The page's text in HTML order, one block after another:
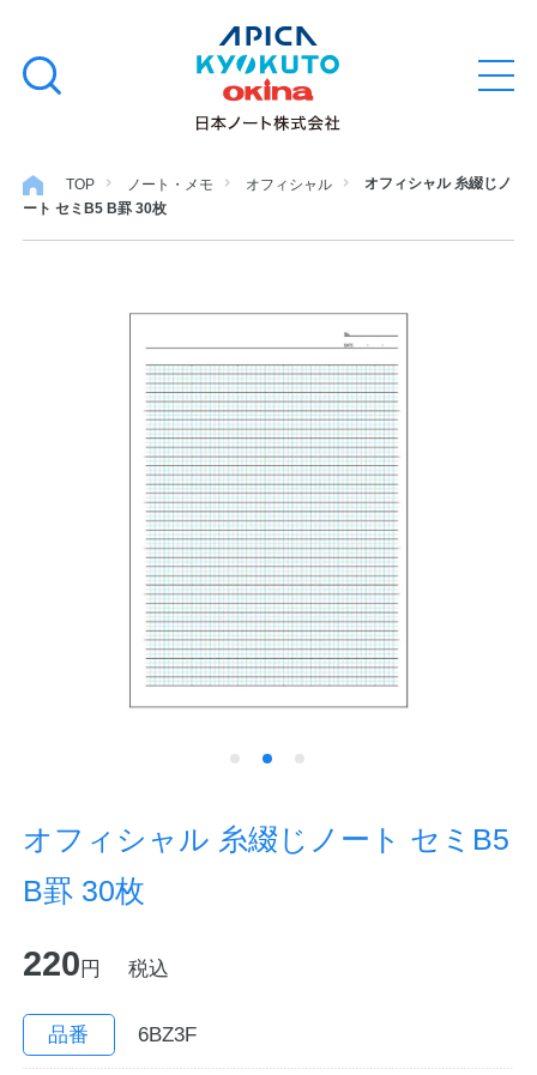
文
キ
開
検
る
ノート・メモ
ファイル・バインダー
日用・事務用品
特集・コラム
ノートの豆知識
探求・自主学習のすすめ
工場フォトツアー
企業情報
カタログ
English
TOP ノート・メモ オフィシャル
オフィシャル 糸綴じノ
ート セミB5 B罫 30枚
オフィシャル 糸綴じノート セミB5
B罫 30枚
220 円 税込
品番 6BZ3F